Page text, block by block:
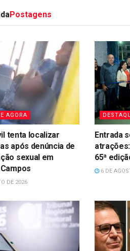
Postagens
AGORA
tenta localizar
após denúncia de
sexual em
DE 2026
Entrada
65ª
6 DE